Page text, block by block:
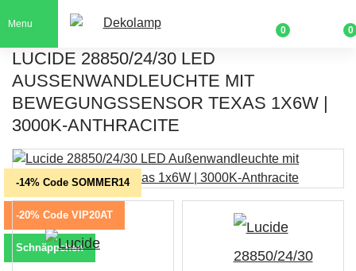
Menu
0 0
LUCIDE 28850/24/30 LED
AUSSENWANDLEUCHTE MIT B
EWEGUNGSSENSOR TEXAS 1X6W | 3
000K-ANTHRACITE
-14% Code SOMMER14
-20% Code VIP20AT
Schnäppchen